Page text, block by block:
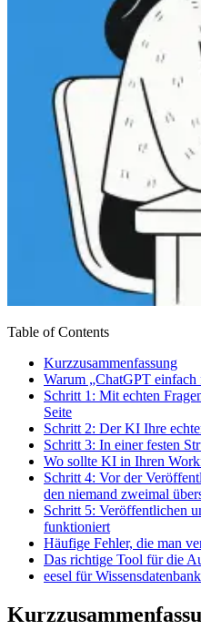
Table of Contents
Kurzzusammenfassung
Warum „ChatGPT einfach
Schritt 1: Mit echten
Seite
Schritt 2: Der KI Ihre
Schritt 3: In einer festen
Wo sollte KI in Ihren
Schritt 4: Vor der
den niemand zweimal
Schritt 5: Veröffentlichen
funktioniert
Häufige Fehler, die man
Das richtige Tool für die
eesel für